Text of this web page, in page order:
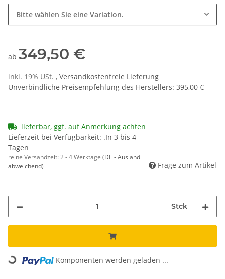
Bitte wählen Sie eine Variation.
ab 349,50 €
inkl. 19% USt. , Versandkostenfreie Lieferung
Unverbindliche Preisempfehlung des Herstellers: 395,00 €
lieferbar, ggf. auf Anmerkung achten
Lieferzeit bei Verfügbarkeit: .In 3 bis 4
Tagen
reine Versandzeit:2 - 4 Werktage (DE - Ausland
abweichend)
Frage zum Artikel
Stck
Loading... Komponenten werden geladen ...